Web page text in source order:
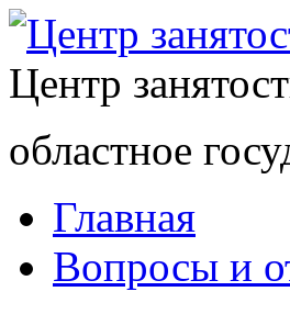
Центр
областное
Главная
Вопросы и